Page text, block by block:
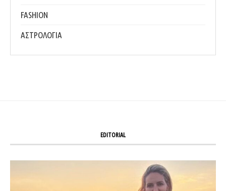
FASHION
ΑΣΤΡΟΛΟΓΙΑ
EDITORIAL